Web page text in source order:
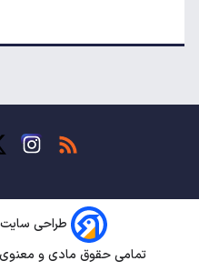
اظهارات جدید
طراحی سایت
تمامی حقوق مادی و معنوی متعلق